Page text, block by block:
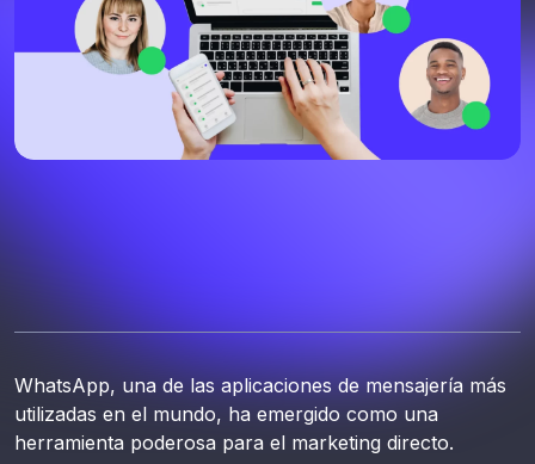
WhatsApp, una de las aplicaciones de mensajería más
utilizadas en el mundo, ha emergido como una
herramienta poderosa para el marketing directo.